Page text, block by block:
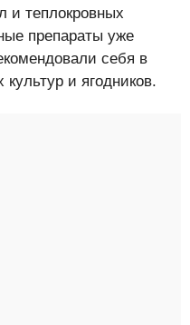
и теплокровных
препараты уже
себя в
и ягодников.